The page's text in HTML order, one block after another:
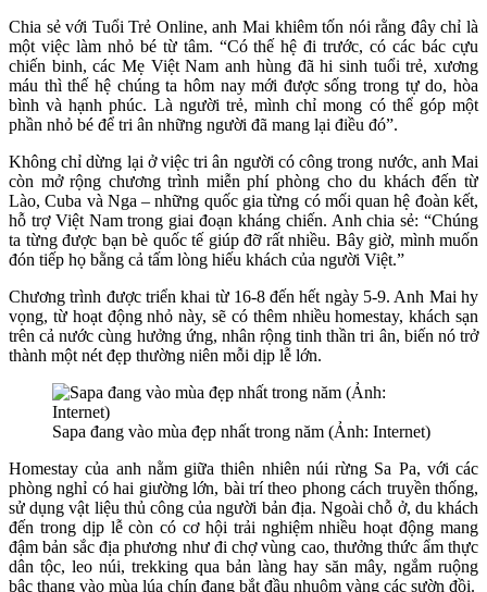
Chia sẻ với Tuổi Trẻ Online, anh Mai khiêm tốn nói rằng đây chỉ là
một việc làm nhỏ bé từ tâm. “Có thế hệ đi trước, có các bác cựu
chiến binh, các Mẹ Việt Nam anh hùng đã hi sinh tuổi trẻ, xương
máu thì thế hệ chúng ta hôm nay mới được sống trong tự do, hòa
bình và hạnh phúc. Là người trẻ, mình chỉ mong có thể góp một
phần nhỏ bé để tri ân những người đã mang lại điều đó”.
Không chỉ dừng lại ở việc tri ân người có công trong nước, anh Mai
còn mở rộng chương trình miễn phí phòng cho du khách đến từ
Lào, Cuba và Nga – những quốc gia từng có mối quan hệ đoàn kết,
hỗ trợ Việt Nam trong giai đoạn kháng chiến. Anh chia sẻ: “Chúng
ta từng được bạn bè quốc tế giúp đỡ rất nhiều. Bây giờ, mình muốn
đón tiếp họ bằng cả tấm lòng hiếu khách của người Việt.”
Chương trình được triển khai từ 16-8 đến hết ngày 5-9. Anh Mai hy
vọng, từ hoạt động nhỏ này, sẽ có thêm nhiều homestay, khách sạn
trên cả nước cùng hưởng ứng, nhân rộng tinh thần tri ân, biến nó trở
thành một nét đẹp thường niên mỗi dịp lễ lớn.
Sapa đang vào mùa đẹp nhất trong năm (Ảnh: Internet)
Homestay của anh nằm giữa thiên nhiên núi rừng Sa Pa, với các
phòng nghỉ có hai giường lớn, bài trí theo phong cách truyền thống,
sử dụng vật liệu thủ công của người bản địa. Ngoài chỗ ở, du khách
đến trong dịp lễ còn có cơ hội trải nghiệm nhiều hoạt động mang
đậm bản sắc địa phương như đi chợ vùng cao, thưởng thức ẩm thực
dân tộc, leo núi, trekking qua bản làng hay săn mây, ngắm ruộng
bậc thang vào mùa lúa chín đang bắt đầu nhuộm vàng các sườn đồi.